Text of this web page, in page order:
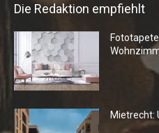
Die Redaktion empfiehlt
Mietrecht: